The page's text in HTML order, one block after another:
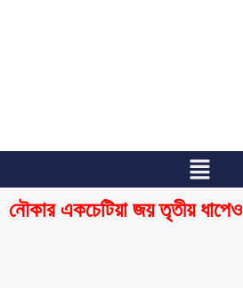
নৌকার একচেটিয়া জয় তৃতীয় ধাপেও